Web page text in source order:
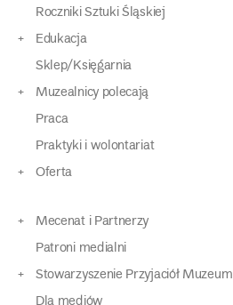
Roczniki Sztuki Śląskiej
Edukacja
Sklep/Księgarnia
Muzealnicy polecają
Praca
Praktyki i wolontariat
Oferta
Mecenat i Partnerzy
Patroni medialni
Stowarzyszenie Przyjaciół Muzeum